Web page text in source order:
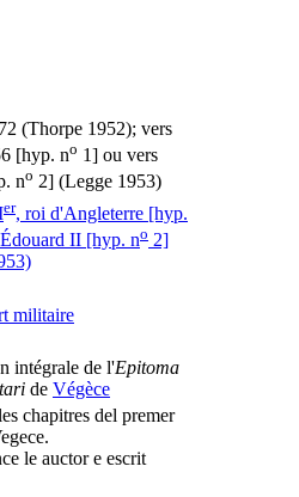
(Thorpe 1952); vers
[hyp. no 1] ou vers
no 2] (Legge 1953)
er, roi d'Angleterre [hyp.
II [hyp. no 2]
militaire
intégrale de l'Epitoma
de Végèce
chapitres del premer
le auctor e escrit